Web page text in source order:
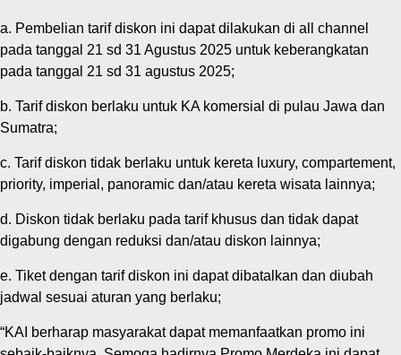
a. Pembelian tarif diskon ini dapat dilakukan di all channel
pada tanggal 21 sd 31 Agustus 2025 untuk keberangkatan
pada tanggal 21 sd 31 agustus 2025;
b. Tarif diskon berlaku untuk KA komersial di pulau Jawa dan
Sumatra;
c. Tarif diskon tidak berlaku untuk kereta luxury, compartement,
priority, imperial, panoramic dan/atau kereta wisata lainnya;
d. Diskon tidak berlaku pada tarif khusus dan tidak dapat
digabung dengan reduksi dan/atau diskon lainnya;
e. Tiket dengan tarif diskon ini dapat dibatalkan dan diubah
jadwal sesuai aturan yang berlaku;
“KAI berharap masyarakat dapat memanfaatkan promo ini